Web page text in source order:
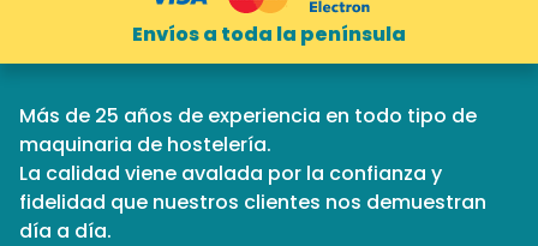
Envíos a toda la península
Más de 25 años de experiencia en todo tipo de
maquinaria de hostelería.
La calidad viene avalada por la confianza y
fidelidad que nuestros clientes nos demuestran
día a día.